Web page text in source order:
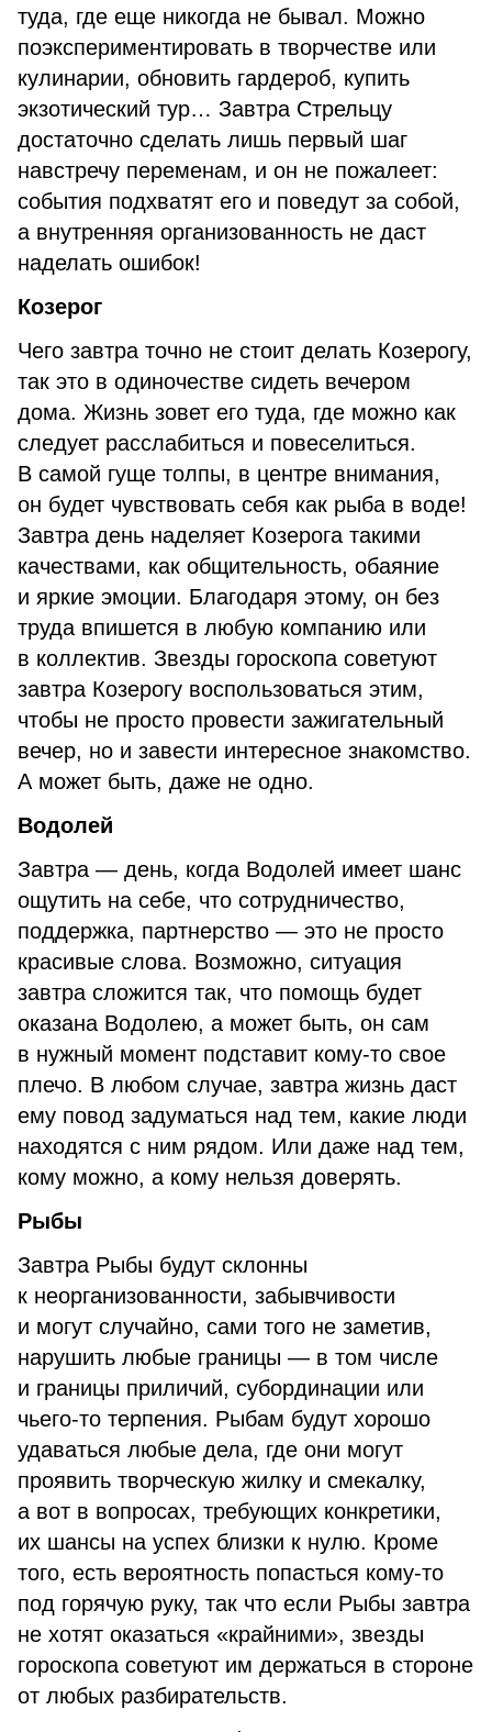
туда, где еще никогда не бывал. Можно
поэкспериментировать в творчестве или
кулинарии, обновить гардероб, купить
экзотический тур… Завтра Стрельцу
достаточно сделать лишь первый шаг
навстречу переменам, и он не пожалеет:
события подхватят его и поведут за собой,
а внутренняя организованность не даст
наделать ошибок!
Козерог
Чего завтра точно не стоит делать Козерогу,
так это в одиночестве сидеть вечером
дома. Жизнь зовет его туда, где можно как
следует расслабиться и повеселиться.
В самой гуще толпы, в центре внимания,
он будет чувствовать себя как рыба в воде!
Завтра день наделяет Козерога такими
качествами, как общительность, обаяние
и яркие эмоции. Благодаря этому, он без
труда впишется в любую компанию или
в коллектив. Звезды гороскопа советуют
завтра Козерогу воспользоваться этим,
чтобы не просто провести зажигательный
вечер, но и завести интересное знакомство.
А может быть, даже не одно.
Водолей
Завтра — день, когда Водолей имеет шанс
ощутить на себе, что сотрудничество,
поддержка, партнерство — это не просто
красивые слова. Возможно, ситуация
завтра сложится так, что помощь будет
оказана Водолею, а может быть, он сам
в нужный момент подставит кому-то свое
плечо. В любом случае, завтра жизнь даст
ему повод задуматься над тем, какие люди
находятся с ним рядом. Или даже над тем,
кому можно, а кому нельзя доверять.
Рыбы
Завтра Рыбы будут склонны
к неорганизованности, забывчивости
и могут случайно, сами того не заметив,
нарушить любые границы — в том числе
и границы приличий, субординации или
чьего-то терпения. Рыбам будут хорошо
удаваться любые дела, где они могут
проявить творческую жилку и смекалку,
а вот в вопросах, требующих конкретики,
их шансы на успех близки к нулю. Кроме
того, есть вероятность попасться кому-то
под горячую руку, так что если Рыбы завтра
не хотят оказаться «крайними», звезды
гороскопа советуют им держаться в стороне
от любых разбирательств.